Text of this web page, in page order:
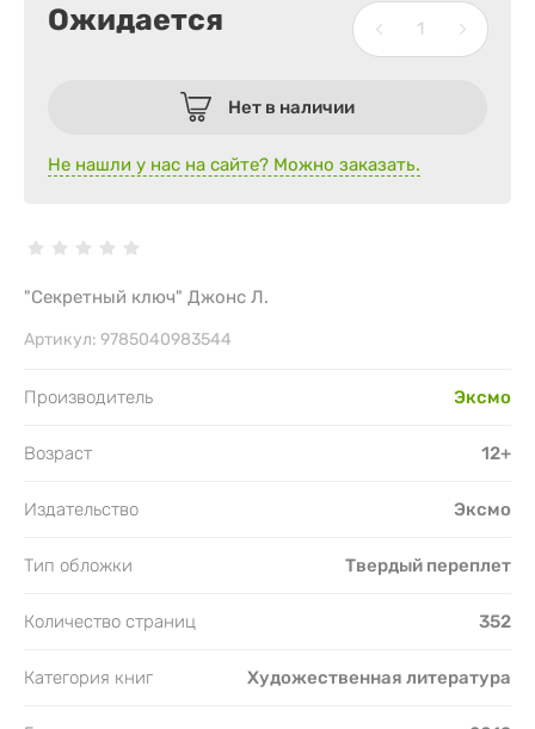
Ожидается
Нет в наличии
Не нашли у нас на сайте? Можно заказать.
"Секретный ключ" Джонс Л.
Артикул: 9785040983544
Производитель Эксмо
Возраст 12+
Издательство Эксмо
Тип обложки Твердый переплет
Количество страниц 352
Категория книг Художественная литература